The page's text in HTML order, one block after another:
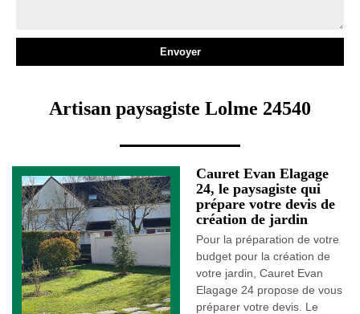
Artisan paysagiste Lolme 24540
Cauret Evan Elagage
24, le paysagiste qui
prépare votre devis de
création de jardin
Pour la préparation de votre
budget pour la création de
votre jardin, Cauret Evan
Elagage 24 propose de vous
préparer votre devis. Le